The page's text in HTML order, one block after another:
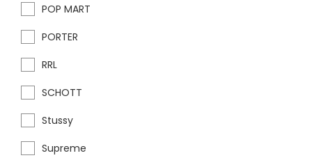
POP MART
PORTER
RRL
SCHOTT
Stussy
Supreme